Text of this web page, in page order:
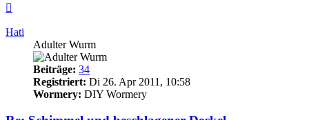
Hati
Adulter Wurm
Beiträge: 34
Registriert: Di 26. Apr 2011, 10:58
Wormery: DIY Wormery